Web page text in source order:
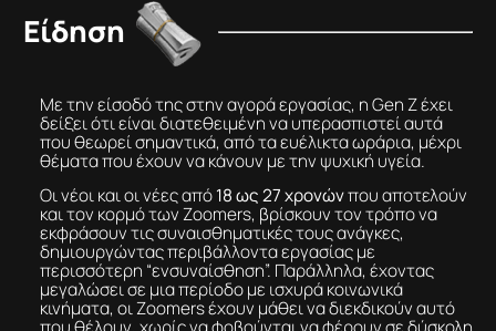
Είδηση
Με την είσοδό της στην αγορά εργασίας, η Gen Z έχει
δείξει ότι είναι διατεθειμένη να υπερασπιστεί αυτά
που θεωρεί σημαντικά, από τα ευέλικτα ωράρια, μέχρι
θέματα που έχουν να κάνουν με την ψυχική υγεία.
Οι νέοι και οι νέες από18 ως 27 χρονώνπου αποτελούν
και τον κορμό των Zoomers, βρίσκουν τον τρόπο να
εκφράσουν τις συναισθηματικές τους ανάγκες,
δημιουργώντας περιβάλλοντα εργασίας με
περισσότερη “ενσυναίσθηση”. Παράλληλα, έχοντας
μεγαλώσει σε μια περίοδο με ισχυρά κοινωνικά
κινήματα, οι Zoomers έχουν μάθει να διεκδικούν αυτό